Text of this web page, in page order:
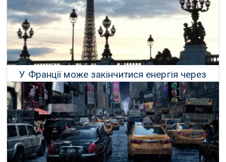
У Франції може закінчитися енергія через
війну в Україні
14 Квітня 2022 р.